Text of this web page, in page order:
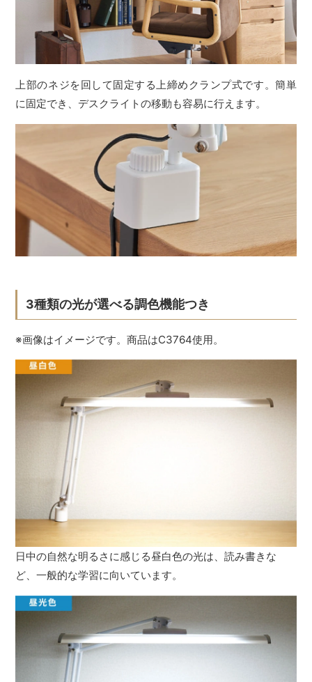
上部のネジを回して固定する上締めクランプ式です。簡単
に固定でき、デスクライトの移動も容易に行えます。
3種類の光が選べる調色機能つき
※画像はイメージです。商品はC3764使用。
日中の自然な明るさに感じる昼白色の光は、読み書きな
ど、一般的な学習に向いています。